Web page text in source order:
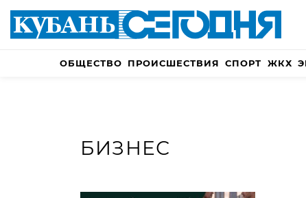
ОБЩЕСТВО ПРОИСШЕСТВИЯ СПОРТ ЖКХ
БИЗНЕС